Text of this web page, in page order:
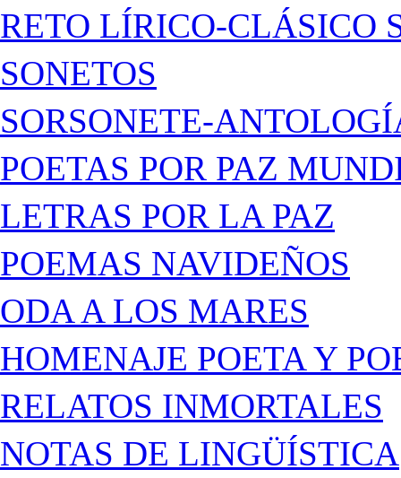
RETO LÍRICO-CLÁSICO
SONETOS
SORSONETE-
POETAS POR PAZ
LETRAS POR LA PAZ
POEMAS NAVIDEÑOS
ODA A LOS MARES
HOMENAJE POETA Y
RELATOS INMORTALES
NOTAS DE LINGÜÍSTICA